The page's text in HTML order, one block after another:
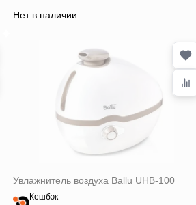
Нет в наличии
Увлажнитель воздуха Ballu UHB-100
Кешбэк